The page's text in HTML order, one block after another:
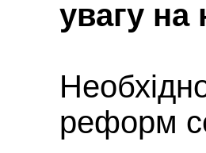
увагу
реформ